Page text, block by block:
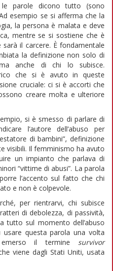
parole dicono tutto (sono
esempio se si afferma che la
la persona è malata e deve
mentre se si sostiene che è
il carcere. È fondamentale
la definizione non solo di
anche di chi lo subisce.
che si è avuto in queste
cruciale: ci si è accorti che
creare molta e ulteriore
si è smesso di parlare di
l’autore dell’abuso per
di bambini”, definizione
visibili. Il femminismo ha avuto
un impianto che parlava di
“vittime di abusi”. La parola
l’accento sul fatto che chi
e non è colpevole.
per rientrarvi, chi subisce
di debolezza, di passività,
tutto sul momento dell’abuso
questa parola una volta
il termine survivor
viene dagli Stati Uniti, usata